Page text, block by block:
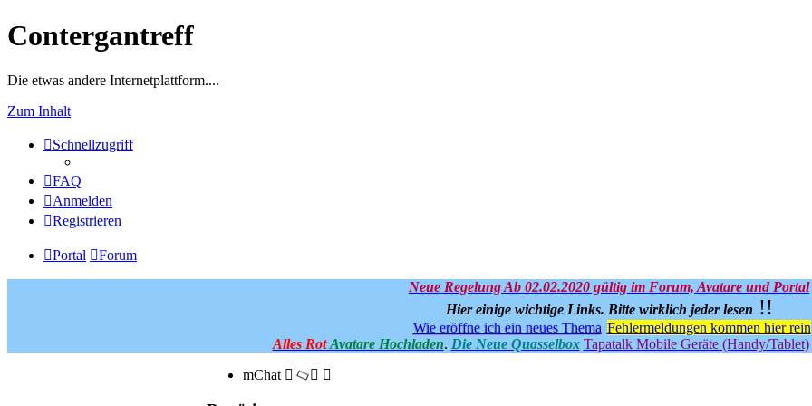
Contergantreff
Die etwas andere Internetplattform....
Zum Inhalt
Schnellzugriff
FAQ
Anmelden
Registrieren
Portal Forum
Neue Regelung Ab 02.02.2020 gültig im Forum, Avatare und Portal
Hier einige wichtige Links. Bitte wirklich jeder lesen !!
Wie eröffne ich ein neues Thema Fehlermeldungen kommen hier rein
Alles Rot Avatare Hochladen. Die Neue Quasselbox Tapatalk Mobile Geräte (Handy/Tablet)
mChat